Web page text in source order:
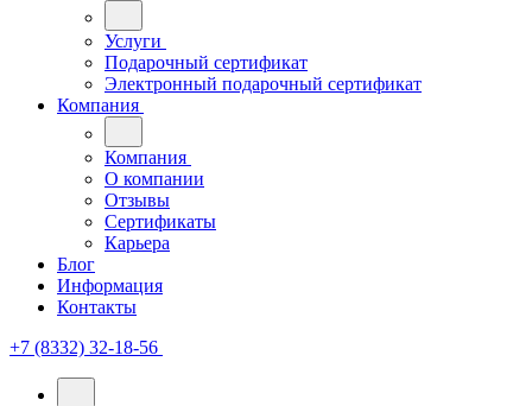
Услуги
Подарочный сертификат
Электронный подарочный сертификат
Компания
Компания
О компании
Отзывы
Сертификаты
Карьера
Блог
Информация
Контакты
+7 (8332) 32-18-56